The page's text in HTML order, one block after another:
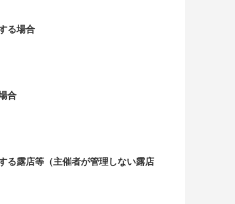
る場合
合
る露店等（主催者が管理しない露店